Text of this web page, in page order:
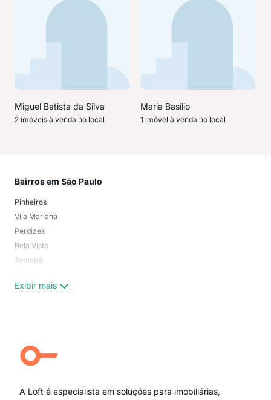
Miguel Batista da Silva
2 imóveis à venda no local
Maria Basílio
1 imóvel à venda no local
Bairros em São Paulo
Pinheiros
Vila Mariana
Perdizes
Bela Vista
Tatuapé
Centro
Campo Belo
Ipiranga
Paraíso
Exibir mais
A Loft é especialista em soluções para imobiliárias,